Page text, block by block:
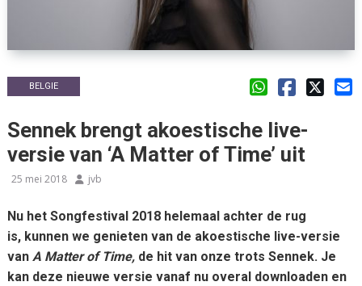
BELGIE
Sennek brengt akoestische live-
versie van ‘A Matter of Time’ uit
25 mei 2018 jvb
Nu het Songfestival 2018 helemaal achter de rug
is, kunnen we genieten van de akoestische live-versie
van A Matter of Time,de hit van onze trots Sennek. Je
kan deze nieuwe versie vanaf nu overal downloaden en